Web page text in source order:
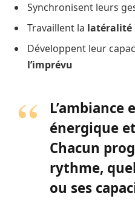
Synchronisent leurs
Travaillent la latéralité
Développent leur
l’imprévu
L’ambiance
énergique
Chacun
rythme,
ou ses